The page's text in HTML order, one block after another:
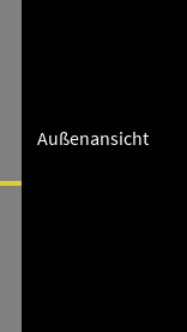
Außenansicht